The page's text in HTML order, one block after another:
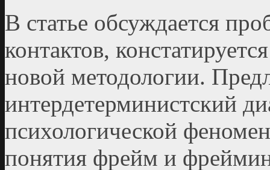
В статье обсуждается
контактов,
новой методологии.
интердетерминистский
психологической
понятия фрейм и